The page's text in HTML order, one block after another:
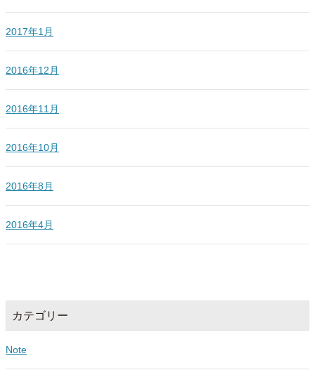
2017年1月
2016年12月
2016年11月
2016年10月
2016年8月
2016年4月
カテゴリー
Note